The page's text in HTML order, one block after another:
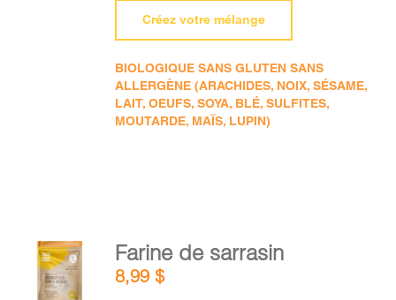
Créez votre mélange
BIOLOGIQUE SANS GLUTEN SANS
ALLERGÈNE (ARACHIDES, NOIX, SÉSAME,
LAIT, OEUFS, SOYA, BLÉ, SULFITES,
MOUTARDE, MAÏS, LUPIN)
AJOUTER
AU
PANIER
Farine de sarrasin
8,99$